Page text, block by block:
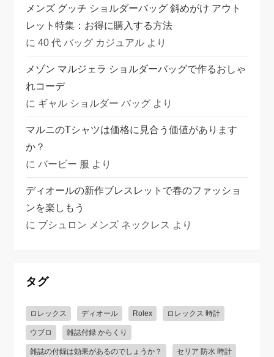
メンズ グッチ ショルダーバッグ 斜めがけ アウト
レット特集：お得に購入する方法
に40 代 バッグ カジュアル より
メゾン マルジェラ ショルダーバッグで作るおしゃ
れコーデ
に ギャル ショルダー バッグ より
マルニのTシャツは価格に見合う価値があります
か？
にバービー 服 より
ディオールの新作ブレスレットで春のファッショ
ンを楽しもう
に ブシュロン メンズ ネックレス より
タグ
ロレックス ディオール Rolex ロレックス 時計
ウブロ 雑誌付録 からくり
雑誌の付録は効果があるのでしょうか？ セリア 防水 時計